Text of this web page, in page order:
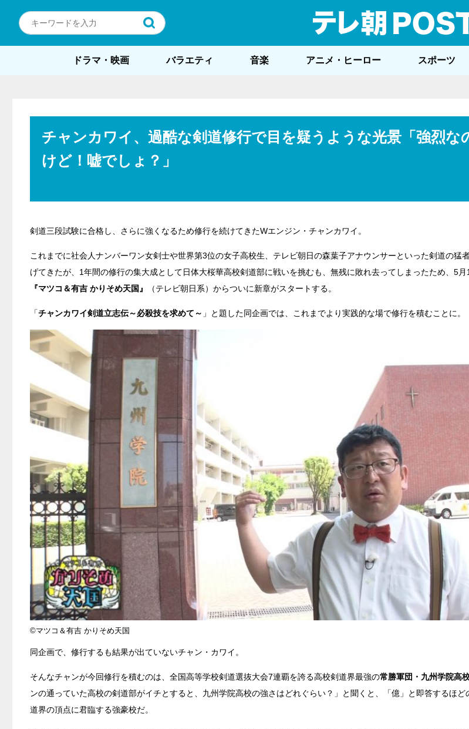
ドラマ・映画 バラエティ 音楽 アニメ・ヒーロー スポーツ
チャンカワイ、過酷な剣道修行で目を疑うような光景「強烈な
けど！嘘でしょ？」
剣道三段試験に合格し、さらに強くなるため修行を続けてきたWエンジン・チャンカワイ。
これまでに社会人ナンバーワン女剣士や世界第3位の女子高校生、テレビ朝日の森葉子アナウンサーといった剣道の猛
げてきたが、1年間の修行の集大成として日体大桜華高校剣道部に戦いを挑むも、無残に敗れ去ってしまったため、5
『マツコ＆有吉 かりそめ天国』
（テレビ朝日系）からついに新章がスタートする。
「チャンカワイ剣道立志伝～必殺技を求めて～ 」と題した同企画では、これまでより実践的な場で修行を積むことに。
©マツコ＆有吉 かりそめ天国
同企画で、修行するも結果が出ていないチャン・カワイ。
そんなチャンが今回修行を積むのは、全国高等学校剣道選抜大会7連覇を誇る高校剣道界最強の常勝軍団・九州学院高
ンの通っていた高校の剣道部がイチとすると、九州学院高校の強さはどれぐらい？」と聞くと、「億」と即答するほど
道界の頂点に君臨する強豪校だ。
E齋藤樹